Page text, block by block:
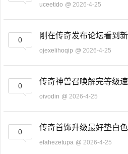
uceetido @ 2026-4-25
0 刚在传奇发布论坛看到
ojexelihoqip @ 2026-4-25
0 传奇神兽召唤解完等级
oivodin @ 2026-4-25
0 传奇首饰升级最好垫白
efahezetupa @ 2026-4-25